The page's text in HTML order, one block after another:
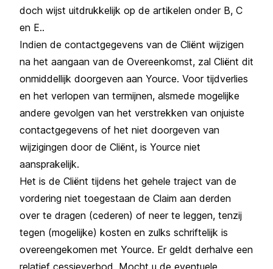
doch wijst uitdrukkelijk op de artikelen onder B, C
en E..
Indien de contactgegevens van de Cliënt wijzigen
na het aangaan van de Overeenkomst, zal Cliënt dit
onmiddellijk doorgeven aan Yource. Voor tijdverlies
en het verlopen van termijnen, alsmede mogelijke
andere gevolgen van het verstrekken van onjuiste
contactgegevens of het niet doorgeven van
wijzigingen door de Cliënt, is Yource niet
aansprakelijk.
Het is de Cliënt tijdens het gehele traject van de
vordering niet toegestaan de Claim aan derden
over te dragen (cederen) of neer te leggen, tenzij
tegen (mogelijke) kosten en zulks schriftelijk is
overeengekomen met Yource. Er geldt derhalve een
relatief cessieverbod. Mocht u de eventuele